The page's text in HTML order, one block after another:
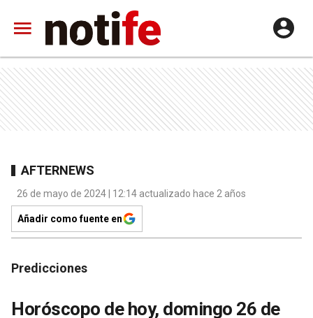
AFTERNEWS
26 de mayo de 2024 | 12:14 actualizado hace 2 años
Añadir como fuente en
Predicciones
Horóscopo de hoy, domingo 26 de